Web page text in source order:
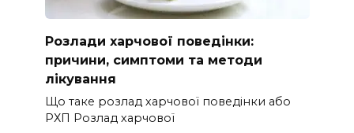
Розлади харчової поведінки:
причини, симптоми та методи
лікування
Що таке розлад харчової поведінки або
РХП Розлад харчової